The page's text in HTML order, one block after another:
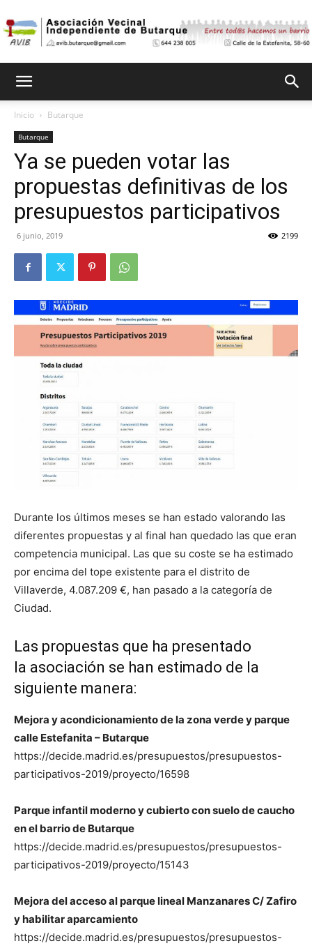
Independiente
Butarque
Inicio Butarque
Butarque
Ya se pueden votar las
propuestas definitivas de los
presupuestos participativos
6 junio, 2019 2199
Durante los últimos meses se han estado valorando las
diferentes propuestas y al final han quedado las que eran
competencia municipal. Las que su coste se ha estimado
por encima del tope existente para el distrito de
Villaverde, 4.087.209 €, han pasado a la categoría de
Ciudad.
Las propuestas que ha presentado
la asociación se han estimado de la
siguiente manera:
Mejora y acondicionamiento de la zona verde y parque
calle Estefanita – Butarque
https://decide.madrid.es/presupuestos/presupuestos-
participativos-2019/proyecto/16598
Parque infantil moderno y cubierto con suelo de caucho
en el barrio de Butarque
https://decide.madrid.es/presupuestos/presupuestos-
participativos-2019/proyecto/15143
Mejora del acceso al parque lineal Manzanares C/ Zafiro
y habilitar aparcamiento
https://decide.madrid.es/presupuestos/presupuestos-